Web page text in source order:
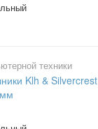
техники
Klh & Silvercrest